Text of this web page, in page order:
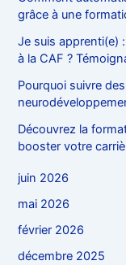
grâce à une
Je suis apprenti(e)
à la CAF ?
Pourquoi suivre
Découvrez la
booster votre
juin 2026
mai 2026
février 2026
décembre 2025